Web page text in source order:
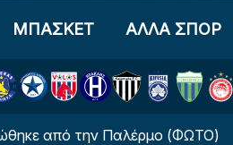
ΜΠΑΣΚΕΤ ΑΛΛΑ ΣΠΟΡ
την Παλέρμο (ΦΩΤΟ)